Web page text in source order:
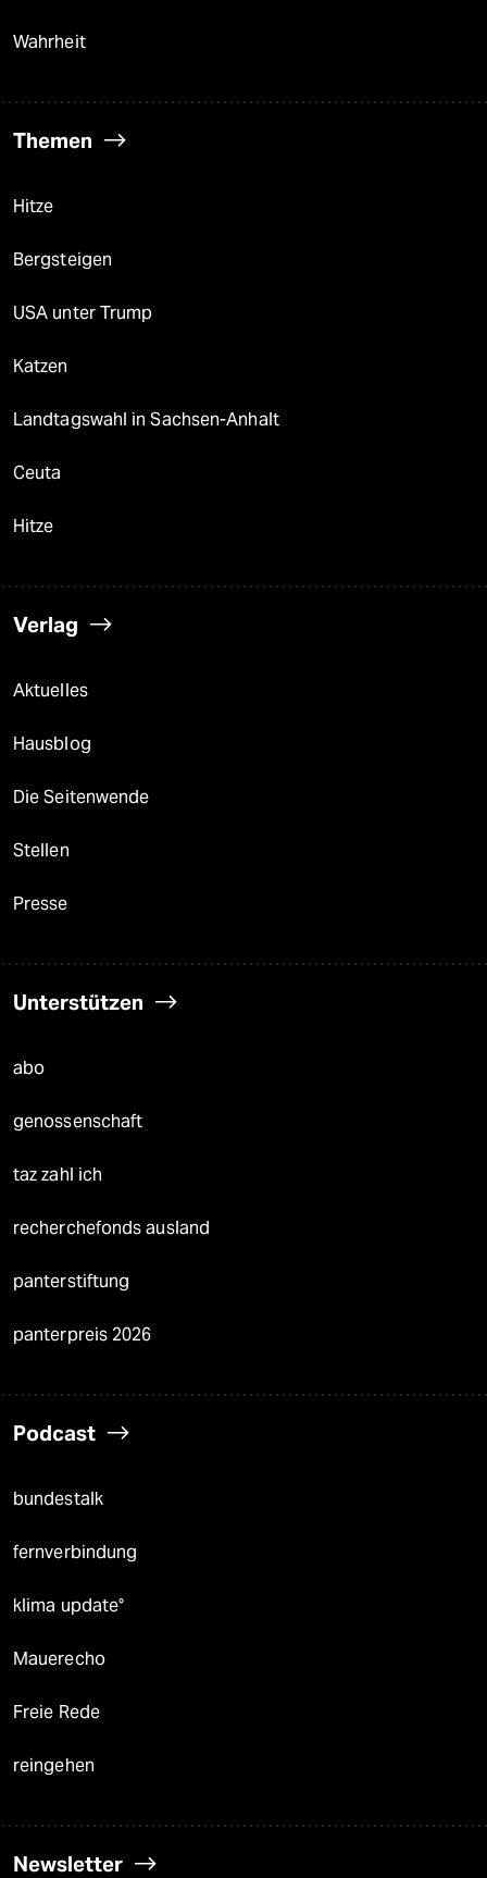
Wahrheit
Themen
Hitze
Bergsteigen
USA unter Trump
Katzen
Landtagswahl in Sachsen-Anhalt
Ceuta
Hitze
Verlag
Aktuelles
Hausblog
Die Seitenwende
Stellen
Presse
Unterstützen
abo
genossenschaft
taz zahl ich
recherchefonds ausland
panterstiftung
panterpreis 2026
Podcast
bundestalk
fernverbindung
klima update°
Mauerecho
Freie Rede
reingehen
Newsletter